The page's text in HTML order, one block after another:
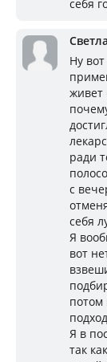
себя
Ну
живет
ради
с
себя
Я
вот
потом
Я в
так